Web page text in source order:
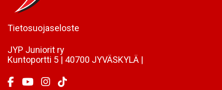
Tietosuojaseloste
JYP Juniorit ry
Kuntoportti 5 | 40700 JYVÄSKYLÄ |